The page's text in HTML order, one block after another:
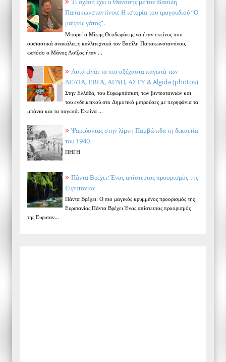
Παπακωνσταντίνου; Η ιστορία του τραγουδιού “Ο
μαύρος γάτος”.
Μπορεί ο Μίκης Θεοδωράκης να ήταν εκείνος που
ουσιαστικά ανακάλυψε καλλιτεχνικά τον Βασίλη Παπακωνσταντίνου,
ωστόσο ο Μάνος Λοΐζος ήταν ...
Αυτά είναι τα πιο αξέχαστα παγωτά των
ΔΕΛΤΑ, ΕΒΓΑ, ΑΓΝΟ, ΑΣΤΥ & Algida (photos)
Στην Ελλάδα, του Ευρωμπάσκετ, των βιντεοταινιών και
του ενδεικτικού στο Δημοτικό μετρούσες με περηφάνια τα
μπάνια και τα παγωτά. Εκείνα ...
Ψαρεύοντας στην λίμνη Παμβώτιδα τη δεκαετία
του 1940
ΠΗΓΗ
Πάντα Βρέχει: Ένας απίστευτος προορισμός της
Ευρυτανίας
Πάντα Βρέχει: Ο πιο μαγικός κρυμμένος προορισμός της
Ευρυτανίας Πάντα Βρέχει Ένας απίστευτος προορισμός
της Ευρυταν...